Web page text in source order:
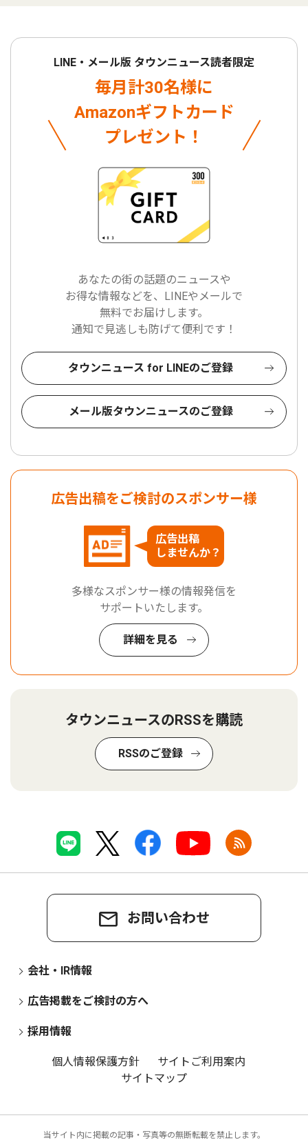
LINE・メール版 タウンニュース読者限定
毎月計30名様に
Amazonギフトカード
プレゼント！
あなたの街の話題のニュースや
お得な情報などを、LINEやメールで
無料でお届けします。
通知で見逃しも防げて便利です！
タウンニュース for LINEのご登録
メール版タウンニュースのご登録
広告出稿をご検討のスポンサー様
広告出稿
しませんか？
多様なスポンサー様の情報発信を
サポートいたします。
詳細を見る
タウンニュースのRSSを購読
RSSのご登録
お問い合わせ
会社・IR情報
広告掲載をご検討の方へ
採用情報
個人情報保護方針
サイトご利用案内
サイトマップ
当サイト内に掲載の記事・写真等の無断転載を禁止します。